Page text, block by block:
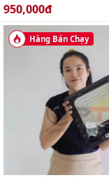
Giá bán:
950,000đ
Hàng Bán Chạy